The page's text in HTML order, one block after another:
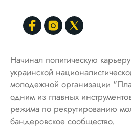
Начинал политическую
украинской
молодежной организации
одним из главных
режима по рекрутированию
бандеровское сообщество.